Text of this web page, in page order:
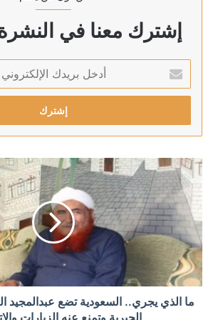
إشترك معنا في النشرة
بريدك
الإلكتروني
ما الذي يجري.. السعودية تضع عبدالمجيد